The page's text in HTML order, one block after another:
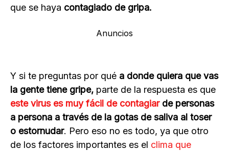
que se haya contagiado de gripa.
Anuncios
Y si te preguntas por qué a donde quiera que vas
la gente tiene gripe, parte de la respuesta es que
este virus es muy fácil de contagiar de personas
a persona a través de la gotas de saliva al toser
o estornudar. Pero eso no es todo, ya que otro
de los factores importantes es el clima que